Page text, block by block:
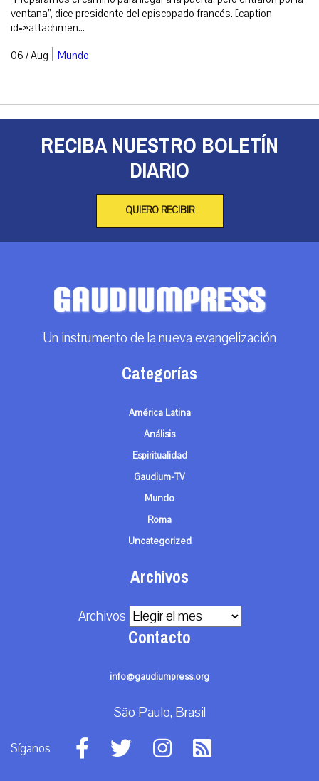
ventana”, dice presidente del episcopado francés. [caption
id=»attachmen...
06 / Aug | Mundo
RECIBA NUESTRO BOLETÍN
DIARIO
QUIERO RECIBIR
Un instrumento de la nueva evangelización
Categorías
América Latina
Análisis
Espiritualidad
Gaudium-TV
Mundo
Roma
Uncategorized
Archivos
Archivos
Contacto
info@gaudiumpress.org
São Paulo, Brasil
Síganos